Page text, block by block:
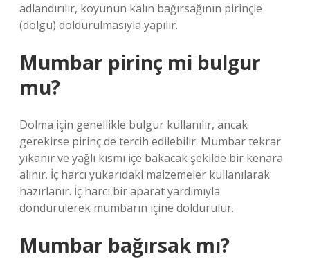
adlandırılır, koyunun kalın bağırsağının pirinçle
(dolgu) doldurulmasıyla yapılır.
Mumbar pirinç mi bulgur
mu?
Dolma için genellikle bulgur kullanılır, ancak
gerekirse pirinç de tercih edilebilir. Mumbar tekrar
yıkanır ve yağlı kısmı içe bakacak şekilde bir kenara
alınır. İç harcı yukarıdaki malzemeler kullanılarak
hazırlanır. İç harcı bir aparat yardımıyla
döndürülerek mumbarın içine doldurulur.
Mumbar bağırsak mı?